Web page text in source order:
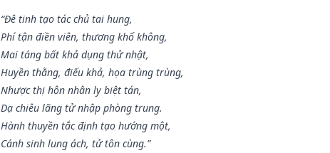
“Đê tinh tạo tác chủ tai hung,
Phí tận điền viên, thương khố không,
Mai táng bất khả dụng thử nhật,
Huyền thằng, điếu khả, họa trùng trùng,
Nhược thị hôn nhân ly biệt tán,
Dạ chiêu lãng tử nhập phòng trung.
Hành thuyền tắc định tạo hướng một,
Cánh sinh lung ách, tử tôn cùng.”